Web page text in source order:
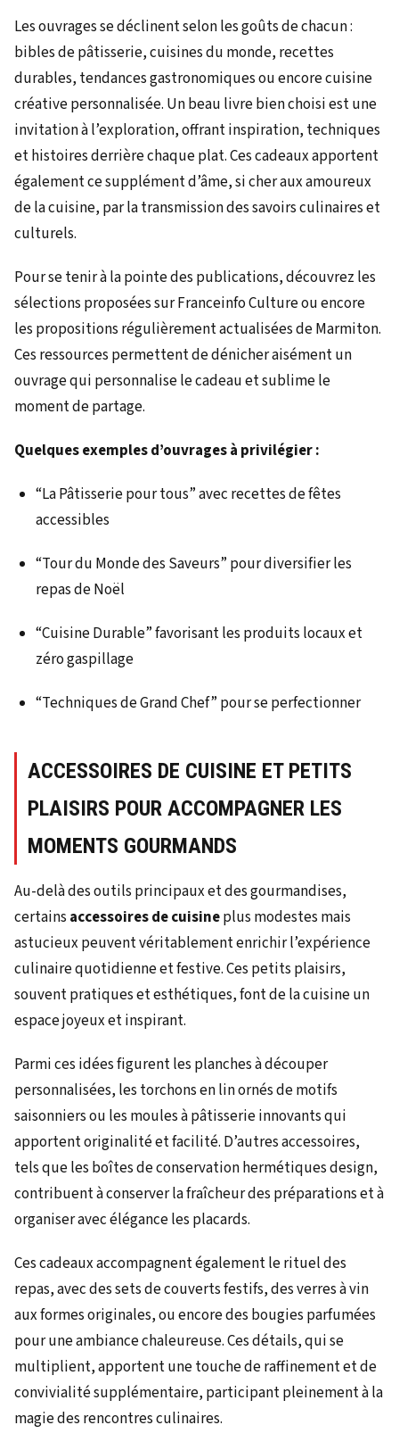
Les ouvrages se déclinent selon les goûts de chacun :
bibles de pâtisserie, cuisines du monde, recettes
durables, tendances gastronomiques ou encore cuisine
créative personnalisée. Un beau livre bien choisi est une
invitation à l’exploration, offrant inspiration, techniques
et histoires derrière chaque plat. Ces cadeaux apportent
également ce supplément d’âme, si cher aux amoureux
de la cuisine, par la transmission des savoirs culinaires et
culturels.
Pour se tenir à la pointe des publications, découvrez les
sélections proposées sur Franceinfo Culture ou encore
les propositions régulièrement actualisées de Marmiton.
Ces ressources permettent de dénicher aisément un
ouvrage qui personnalise le cadeau et sublime le
moment de partage.
Quelques exemples d’ouvrages à privilégier :
“La Pâtisserie pour tous” avec recettes de fêtes
accessibles
“Tour du Monde des Saveurs” pour diversifier les
repas de Noël
“Cuisine Durable” favorisant les produits locaux et
zéro gaspillage
“Techniques de Grand Chef” pour se perfectionner
ACCESSOIRES DE CUISINE ET PETITS
PLAISIRS POUR ACCOMPAGNER LES
MOMENTS GOURMANDS
Au-delà des outils principaux et des gourmandises,
certains accessoires de cuisineplus modestes mais
astucieux peuvent véritablement enrichir l’expérience
culinaire quotidienne et festive. Ces petits plaisirs,
souvent pratiques et esthétiques, font de la cuisine un
espace joyeux et inspirant.
Parmi ces idées figurent les planches à découper
personnalisées, les torchons en lin ornés de motifs
saisonniers ou les moules à pâtisserie innovants qui
apportent originalité et facilité. D’autres accessoires,
tels que les boîtes de conservation hermétiques design,
contribuent à conserver la fraîcheur des préparations et à
organiser avec élégance les placards.
Ces cadeaux accompagnent également le rituel des
repas, avec des sets de couverts festifs, des verres à vin
aux formes originales, ou encore des bougies parfumées
pour une ambiance chaleureuse. Ces détails, qui se
multiplient, apportent une touche de raffinement et de
convivialité supplémentaire, participant pleinement à la
magie des rencontres culinaires.